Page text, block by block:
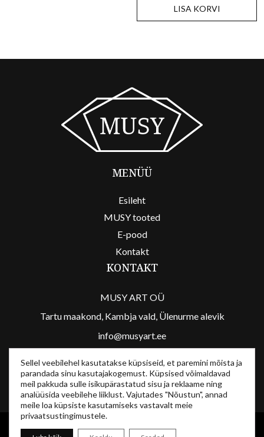
LISA KORVI
MENÜÜ
Esileht
MUSY tooted
E-pood
Kontakt
KONTAKT
MUSY ART OÜ
Tartu maakond, Kambja vald, Ülenurme alevik
info@musyart.ee
/musyart
MusyArt © 2024
Sellel veebilehel kasutatakse küpsiseid, et paremini mõista ja
parandada sinu kasutajakogemust. Küpsised võimaldavad
meil pakkuda sulle isikupärastatud sisu ja reklaame ning
analüüsida veebilehe liiklust. Vajutades "Nõustun", annad
meile loa küpsiste kasutamiseks vastavalt meie
privaatsustingimustele.